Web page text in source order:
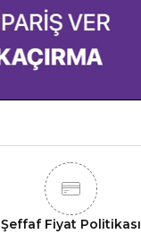
Şeffaf Fiyat Politikası